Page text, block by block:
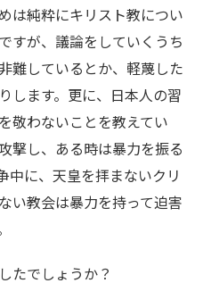
は純粋にキリスト教につい
すが、議論をしていくうち
難しているとか、軽蔑した
します。更に、日本人の習
敬わないことを教えてい
撃し、ある時は暴力を振る
中に、天皇を拝まないクリ
い教会は暴力を持って迫害
たでしょうか？